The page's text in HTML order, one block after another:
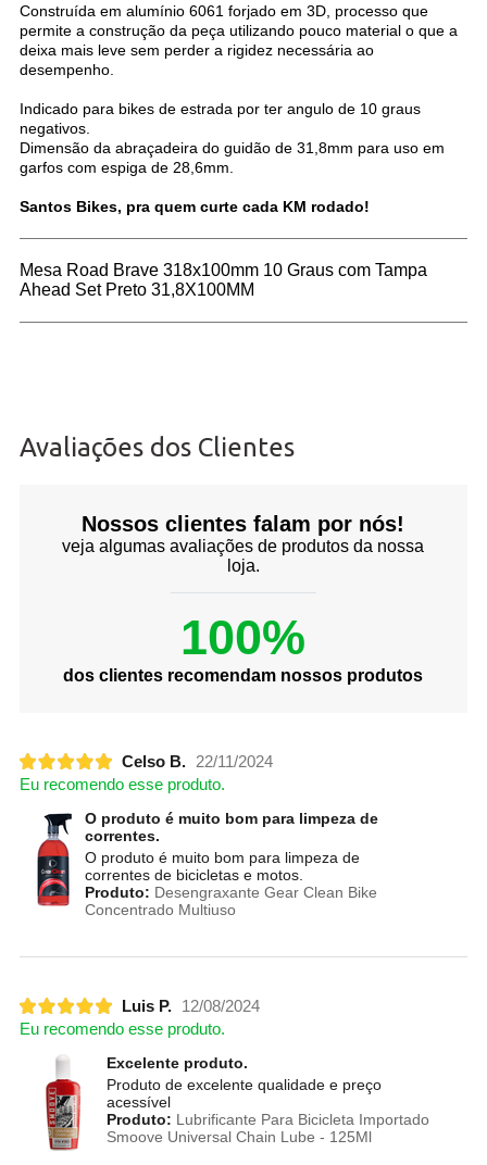
Construída em alumínio 6061 forjado em 3D, processo que
permite a construção da peça utilizando pouco material o que a
deixa mais leve sem perder a rigidez necessária ao
desempenho.
Indicado para bikes de estrada por ter angulo de 10 graus
negativos.
Dimensão da abraçadeira do guidão de 31,8mm para uso em
garfos com espiga de 28,6mm.
Santos Bikes, pra quem curte cada KM rodado!
Mesa Road Brave 318x100mm 10 Graus com Tampa
Ahead Set Preto 31,8X100MM
Avaliações dos Clientes
Nossos clientes falam por nós!
veja algumas avaliações de produtos da nossa
loja.
100%
dos clientes recomendam nossos produtos
Celso B.
22/11/2024
Eu recomendo esse produto.
O produto é muito bom para limpeza de
correntes.
O produto é muito bom para limpeza de
correntes de bicicletas e motos.
Produto: Desengraxante Gear Clean Bike
Concentrado Multiuso
Luis P.
12/08/2024
Eu recomendo esse produto.
Excelente produto.
Produto de excelente qualidade e preço
acessível
Produto: Lubrificante Para Bicicleta Importado
Smoove Universal Chain Lube - 125Ml